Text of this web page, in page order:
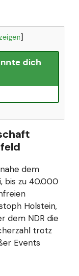
dich
dem
bis zu 40.000
Holstein,
dem NDR die
trotz
Events